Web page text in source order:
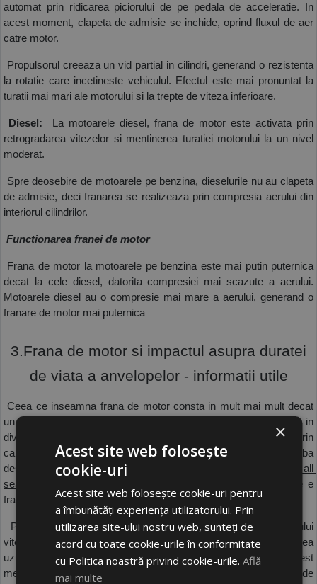
automat prin ridicarea piciorului de pe pedala de acceleratie. In
acest moment, clapeta de admisie se inchide, oprind fluxul de aer
catre motor.
Propulsorul creeaza un vid partial in cilindri, generand o rezistenta
la rotatie care incetineste vehiculul. Efectul este mai pronuntat la
turatii mai mari ale motorului si la trepte de viteza inferioare.
Diesel: La motoarele diesel, frana de motor este activata prin
retrogradarea vitezelor si mentinerea turatiei motorului la un nivel
moderat.
Spre deosebire de motoarele pe benzina, dieselurile nu au clapeta
de admisie, deci franarea se realizeaza prin compresia aerului din
interiorul cilindrilor.
Functionarea franei de motor
Frana de motor la motoarele pe benzina este mai putin puternica
decat la cele diesel, datorita compresiei mai scazute a aerului.
Motoarele diesel au o compresie mai mare a aerului, generand o
franare de motor mai puternica
3.Frana de motor si impactul asupra duratei
de viata a anvelopelor - informatii utile
Ceea ce inseamna frana de motor consta in mult mai mult decat
un simplu mecanism prin care viteza masinii poate fi redusa in
diverse conditii de drum. Frana de motor este si o modalitate prin
care pot fi protejate cauciucurile auto. Indiferent ca este vorba
despre
anvelope de vara ,
anvelope all
season
, cauciucurile pot fi mai longevive daca soferul stie ce e
frana de motor si cand se foloseste aceasta.
Prin diminuarea solicitarii la franare si mentinerea controlului
vitezei, frana de motor contribuie in mod semnificativ la reducerea
uzurii anvelopelor, asigurand economii pe termen lung. Acest
mecanism care e frana de motor preia o parte din forta de
×
Acest site web folosește
cookie-uri
Acest site web folosește cookie-uri pentru
a îmbunătăți experiența utilizatorului. Prin
utilizarea site-ului nostru web, sunteți de
acord cu toate cookie-urile în conformitate
cu Politica noastră privind cookie-urile. Află
mai multe